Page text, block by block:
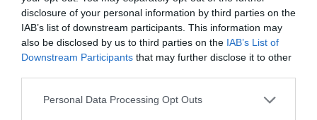
disclosure of your personal information by third parties on the
IAB’s list of downstream participants. This information may
also be disclosed by us to third parties on the IAB’s List of
Downstream Participants that may further disclose it to other
Personal Data Processing Opt Outs
Häll upp såsen i skål eller såssnipa; servera
rostade rotfrukter på ett fat eller skål samt
grönsallad, gelé och chutney till.